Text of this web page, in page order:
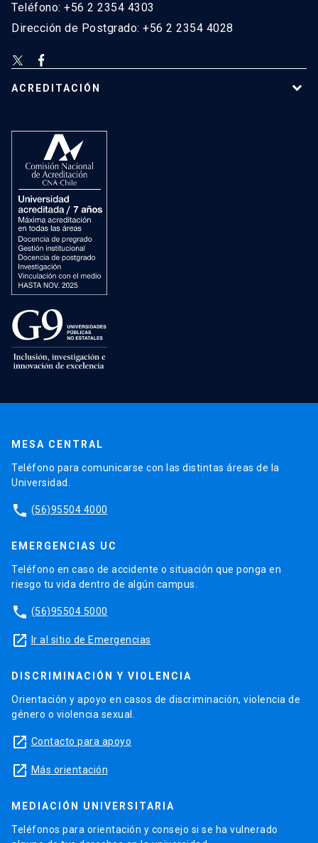
Teléfono: +56 2 2354 4303
Dirección de Postgrado: +56 2 2354 4028
ACREDITACIÓN
MESA CENTRAL
Teléfono para comunicarse con las distintas áreas de la
Universidad.
phone (56)95504 4000
EMERGENCIAS UC
Teléfono en caso de accidente o situación que ponga en
riesgo tu vida dentro de algún campus.
phone (56)95504 5000
launch Ir al sitio de Emergencias
DISCRIMINACIÓN Y VIOLENCIA
Orientación y apoyo en casos de discriminación, violencia de
género o violencia sexual.
launch Contacto para apoyo
launch Más orientación
MEDIACIÓN UNIVERSITARIA
Teléfonos para orientación y consejo si se ha vulnerado